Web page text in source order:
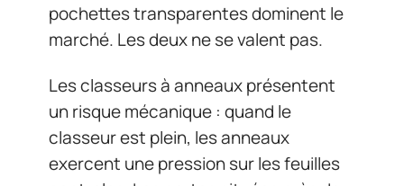
pochettes transparentes dominent le
marché. Les deux ne se valent pas.
Les classeurs à anneaux présentent
un risque mécanique : quand le
classeur est plein, les anneaux
exercent une pression sur les feuilles